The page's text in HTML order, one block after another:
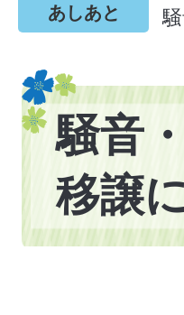
あしあと
騒音
移譲